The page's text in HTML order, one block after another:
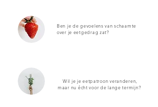
Ben je de gevoelens van schaamte
over je eetgedrag zat?
Wil je je eetpatroon veranderen,
maar nu écht voor de lange termijn?